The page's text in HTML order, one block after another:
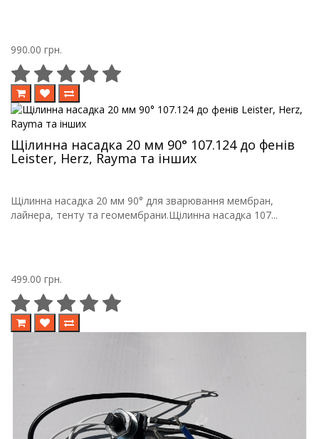
990.00 грн.
Щілинна насадка 20 мм 90° 107.124 до фенів
Leister, Herz, Rayma та інших
Щілинна насадка 20 мм 90° для зварювання мембран,
лайнера, тенту та геомембрани.Щілинна насадка 107...
499.00 грн.